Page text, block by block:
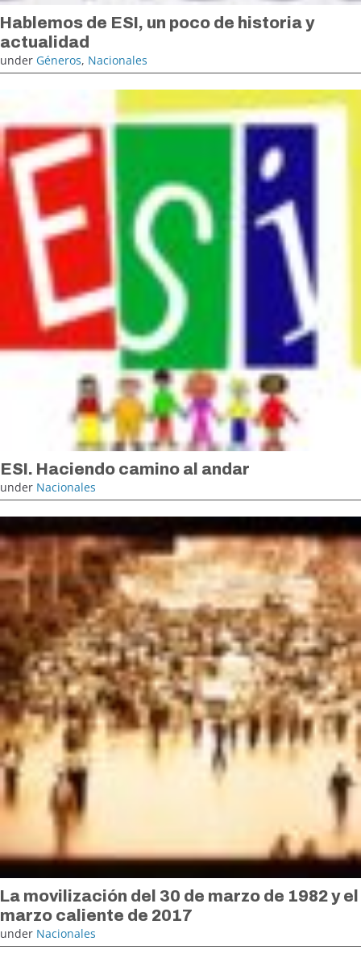
Hablemos de ESI, un poco de historia y
actualidad
under Géneros, Nacionales
ESI. Haciendo camino al andar
under Nacionales
La movilización del 30 de marzo de 1982 y el
marzo caliente de 2017
under Nacionales